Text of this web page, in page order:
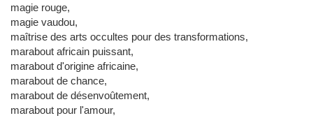
magie rouge,
magie vaudou,
maîtrise des arts occultes pour des transformations,
marabout africain puissant,
marabout d'origine africaine,
marabout de chance,
marabout de désenvoûtement,
marabout pour l'amour,